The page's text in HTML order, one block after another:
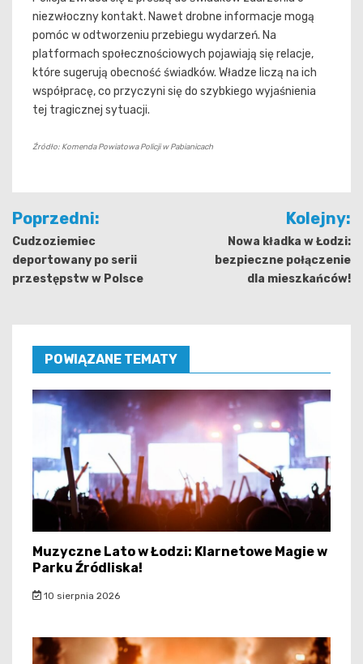
niezwłoczny kontakt. Nawet drobne informacje mogą
pomóc w odtworzeniu przebiegu wydarzeń. Na
platformach społecznościowych pojawiają się relacje,
które sugerują obecność świadków. Władze liczą na ich
współpracę, co przyczyni się do szybkiego wyjaśnienia
tej tragicznej sytuacji.
Źródło: Komenda Powiatowa Policji w Pabianicach
Nawigacja
wpisu
Poprzedni:
Cudzoziemiec
deportowany po serii
przestępstw w Polsce
Kolejny:
Nowa kładka w Łodzi:
bezpieczne połączenie
dla mieszkańców!
POWIĄZANE TEMATY
Muzyczne Lato w Łodzi: Klarnetowe Magie w
Parku Źródliska!
10 sierpnia 2026